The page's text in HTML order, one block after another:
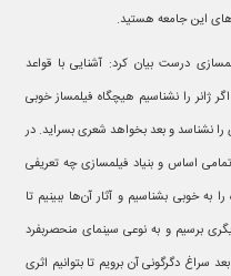
این جامعه هستید.
درست بیان کرد: آشنایی با قواعد
را نشناسیم هیچگاه فیلمساز خوبی
نشناسد و بعد بخواهد شعری بسراید. در
اساس و بنیاد فیلمسازی چه تعریفی
خوبی بشناسیم و آثار آن‌ها ببینیم تا
برسیم و به نوعی سینمای منحصربفرد
سراغ دگرگونی آن برویم تا بتوانیم اثری